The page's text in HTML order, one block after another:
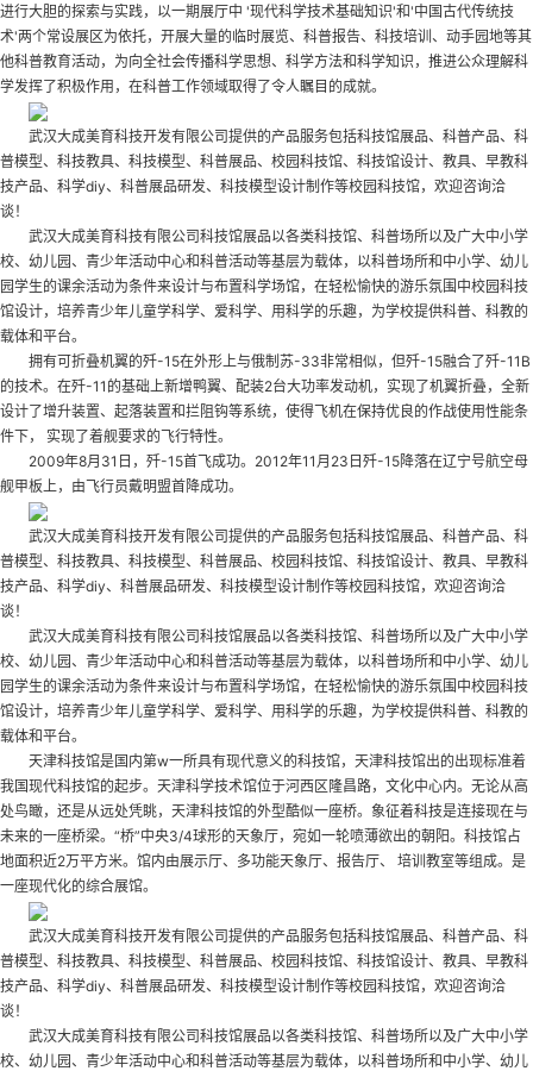
进行大胆的探索与实践，以一期展厅中 '现代科学技术基础知识'和'中国古代传统技
术'两个常设展区为依托，开展大量的临时展览、科普报告、科技培训、动手园地等其
他科普教育活动，为向全社会传播科学思想、科学方法和科学知识，推进公众理解科
学发挥了积极作用，在科普工作领域取得了令人瞩目的成就。
武汉大成美育科技开发有限公司提供的产品服务包括科技馆展品、科普产品、科
普模型、科技教具、科技模型、科普展品、校园科技馆、科技馆设计、教具、早教科
技产品、科学diy、科普展品研发、科技模型设计制作等校园科技馆，欢迎咨询洽
谈！
武汉大成美育科技有限公司科技馆展品以各类科技馆、科普场所以及广大中小学
校、幼儿园、青少年活动中心和科普活动等基层为载体，以科普场所和中小学、幼儿
园学生的课余活动为条件来设计与布置科学场馆，在轻松愉快的游乐氛围中校园科技
馆设计，培养青少年儿童学科学、爱科学、用科学的乐趣，为学校提供科普、科教的
载体和平台。
拥有可折叠机翼的歼-15在外形上与俄制苏-33非常相似，但歼-15融合了歼-11B
的技术。在歼-11的基础上新增鸭翼、配装2台大功率发动机，实现了机翼折叠，全新
设计了增升装置、起落装置和拦阻钩等系统，使得飞机在保持优良的作战使用性能条
件下， 实现了着舰要求的飞行特性。
2009年8月31日，歼-15首飞成功。2012年11月23日歼-15降落在辽宁号航空母
舰甲板上，由飞行员戴明盟首降成功。
武汉大成美育科技开发有限公司提供的产品服务包括科技馆展品、科普产品、科
普模型、科技教具、科技模型、科普展品、校园科技馆、科技馆设计、教具、早教科
技产品、科学diy、科普展品研发、科技模型设计制作等校园科技馆，欢迎咨询洽
谈！
武汉大成美育科技有限公司科技馆展品以各类科技馆、科普场所以及广大中小学
校、幼儿园、青少年活动中心和科普活动等基层为载体，以科普场所和中小学、幼儿
园学生的课余活动为条件来设计与布置科学场馆，在轻松愉快的游乐氛围中校园科技
馆设计，培养青少年儿童学科学、爱科学、用科学的乐趣，为学校提供科普、科教的
载体和平台。
天津科技馆是国内第w一所具有现代意义的科技馆，天津科技馆出的出现标准着
我国现代科技馆的起步。天津科学技术馆位于河西区隆昌路，文化中心内。无论从高
处鸟瞰，还是从远处凭眺，天津科技馆的外型酷似一座桥。象征着科技是连接现在与
未来的一座桥梁。“桥”中央3/4球形的天象厅，宛如一轮喷薄欲出的朝阳。科技馆占
地面积近2万平方米。馆内由展示厅、多功能天象厅、报告厅、 培训教室等组成。是
一座现代化的综合展馆。
武汉大成美育科技开发有限公司提供的产品服务包括科技馆展品、科普产品、科
普模型、科技教具、科技模型、科普展品、校园科技馆、科技馆设计、教具、早教科
技产品、科学diy、科普展品研发、科技模型设计制作等校园科技馆，欢迎咨询洽
谈！
武汉大成美育科技有限公司科技馆展品以各类科技馆、科普场所以及广大中小学
校、幼儿园、青少年活动中心和科普活动等基层为载体，以科普场所和中小学、幼儿